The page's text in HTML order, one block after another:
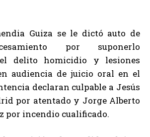
Guiza se le dictó auto de
por suponerlo
delito homicidio y lesiones
audiencia de juicio oral en el
declaran culpable a Jesús
por atentado y Jorge Alberto
por incendio cualificado.